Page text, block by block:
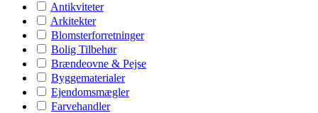
Antikviteter
Arkitekter
Blomsterforretninger
Bolig Tilbehør
Brændeovne & Pejse
Byggematerialer
Ejendomsmægler
Farvehandler